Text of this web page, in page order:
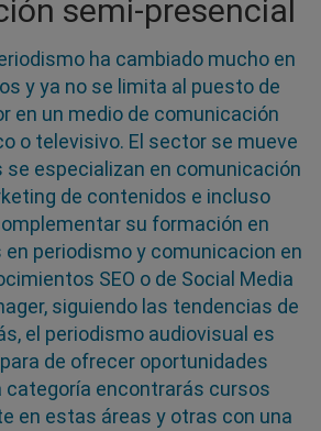
semi-presencial
ha cambiado mucho en
y ya no se limita al puesto de
en un medio de comunicación
o televisivo. El sector se mueve
se especializan en comunicación
de contenidos e incluso
su formación en
periodismo y comunicacion en
SEO o de Social Media
siguiendo las tendencias de
el periodismo audiovisual es
de ofrecer oportunidades
categoría encontrarás cursos
en estas áreas y otras con una